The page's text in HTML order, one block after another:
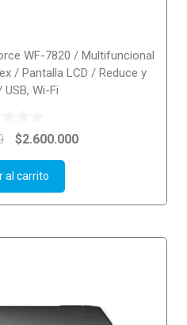
WF-7820 / Multifuncional
/ Pantalla LCD / Reduce y
Wi-Fi
$2.600.000
al carrito